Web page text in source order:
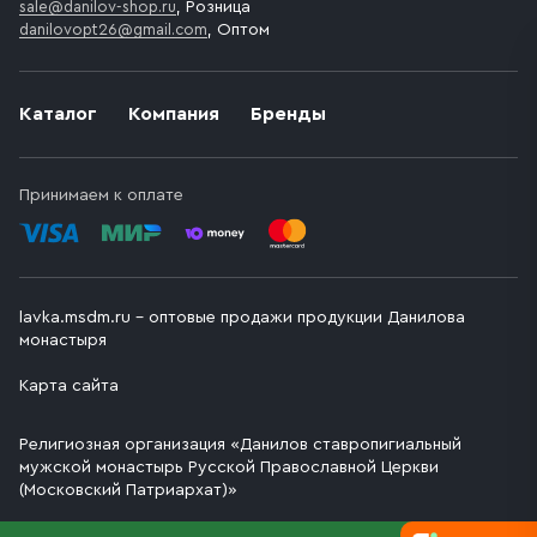
Каталог Компания Бренды
Принимаем к оплате
sale@danilov-shop.ru, Розница
danilovopt26@gmail.com, Оптом
lavka.msdm.ru – оптовые продажи продукции Данилова
монастыря
Карта сайта
Религиозная организация «Данилов ставропигиальный
мужской монастырь Русской Православной Церкви
(Московский Патриархат)»